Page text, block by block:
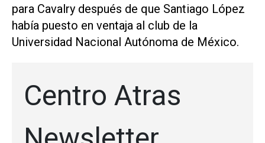
para Cavalry después de que Santiago López
había puesto en ventaja al club de la
Universidad Nacional Autónoma de México.